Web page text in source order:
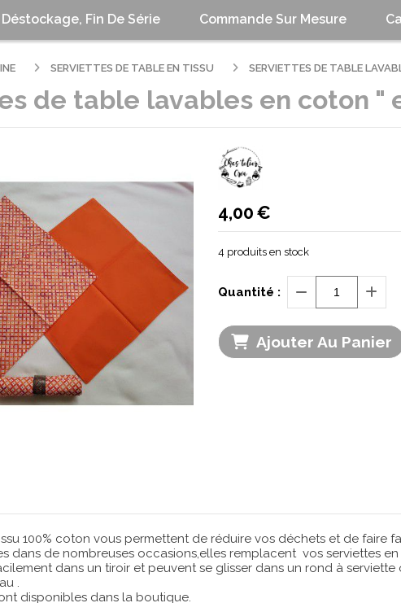
Fin De Série Commande Sur Mesure
SERVIETTES DE TABLE EN TISSU SERVIETTES DE TABLE
de table lavables en coton "
4,00€
4 produits en stock
Quantité :
Ajouter Au Panier
100% coton vous permettent de réduire vos déchets et de faire
dans de nombreuses occasions,elles remplacent vos serviettes en
dans un tiroir et peuvent se glisser dans un rond à
.
disponibles dans la boutique.